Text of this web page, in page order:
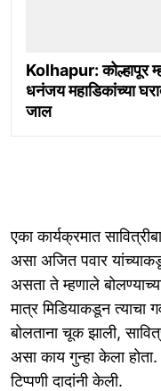
Kolhapur: कोल्हापूर
धनंजय महाडिकांच्या
जाल
एका कार्यक्रमात
असा अजित पवार
असता ते म्हणाले
मात्र मिडियाकडून त्याचा
बोलताना चूक झाली,
असा काय गुन्हा केला
टिप्पणी दादांनी केली.